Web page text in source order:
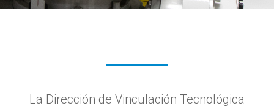
La Dirección de Vinculación Tecnológica